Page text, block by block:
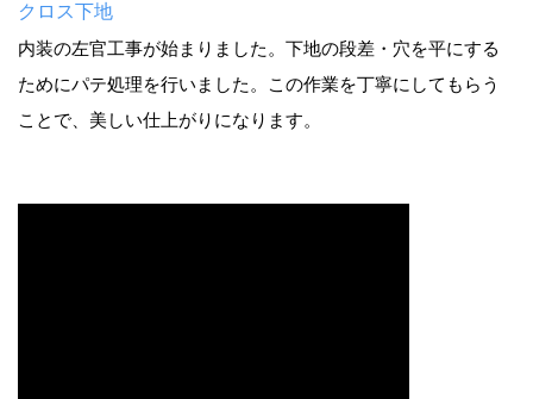
クロス下地
内装の左官工事が始まりました。下地の段差・穴を平にする
ためにパテ処理を行いました。この作業を丁寧にしてもらう
ことで、美しい仕上がりになります。